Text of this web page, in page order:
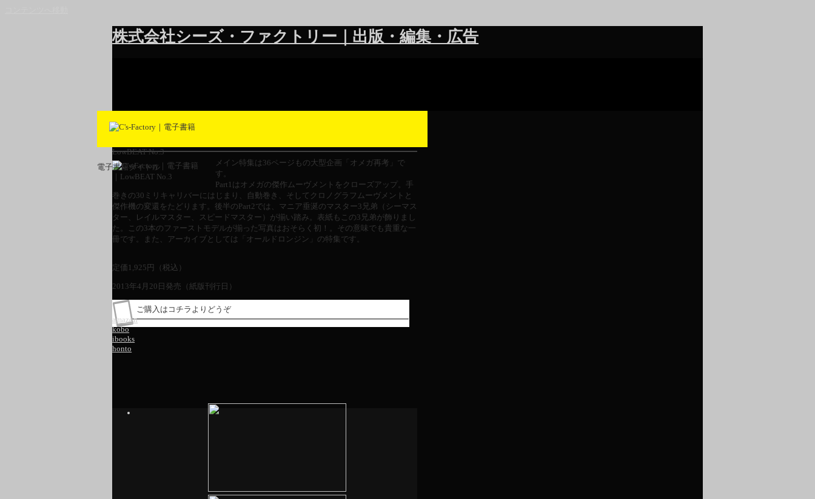
株式会社シーズ・ファクトリー｜出版・編集・広告
電子書籍タイトル
LowBEAT No.3
メイン特集は36ページもの大型企画「オメガ再考」で
す。
Part1はオメガの傑作ムーヴメントをクローズアップ。手
巻きの30ミリキャリバーにはじまり、自動巻き、そしてクロノグラフムーヴメントと
傑作機の変還をたどります。後半のPart2では、マニア垂涎のマスター3兄弟（シーマス
ター、レイルマスター、スピードマスター）が揃い踏み。表紙もこの3兄弟が飾りまし
た。この3本のファーストモデルが揃った写真はおそらく初！。その意味でも貴重な一
冊です。また、アーカイブとしては「オールドロンジン」の特集です。
定価 1,925 円（税込）
2013年4月20日発売（紙版刊行日）
ご購入はコチラよりどうぞ
amazon
kobo
ibooks
honto